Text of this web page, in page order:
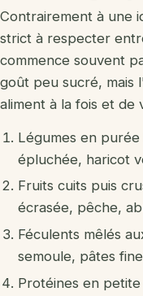
Contrairement à une
strict à respecter
commence souvent
goût peu sucré, mais
aliment à la fois et de
Légumes en
épluchée, haricot
Fruits cuits puis
écrasée, pêche,
Féculents mêlés
semoule, pâtes
Protéines en